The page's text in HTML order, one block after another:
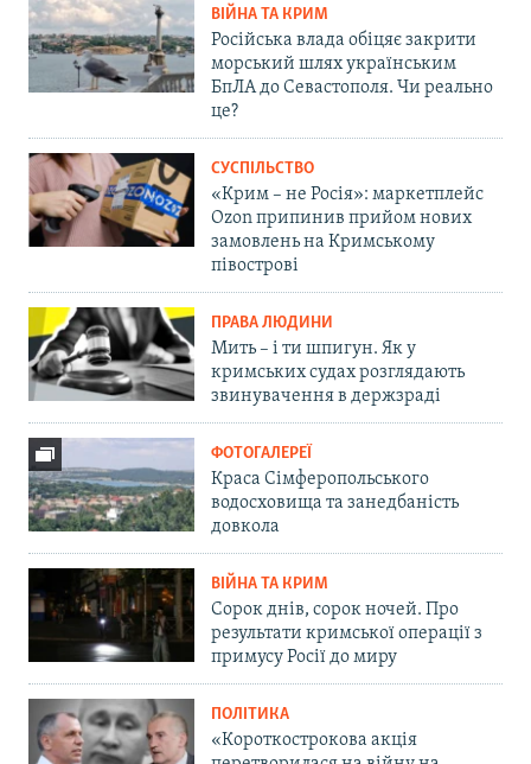
ВІЙНА ТА КРИМ
Російська влада обіцяє закрити
морський шлях українським
БпЛА до Севастополя. Чи реально
це?
СУСПІЛЬСТВО
«Крим – не Росія»: маркетплейс
Ozon припинив прийом нових
замовлень на Кримському
півострові
ПРАВА ЛЮДИНИ
Мить – і ти шпигун. Як у
кримських судах розглядають
звинувачення в держзраді
ФОТОГАЛЕРЕЇ
Краса Сімферопольського
водосховища та занедбаність
довкола
ВІЙНА ТА КРИМ
Сорок днів, сорок ночей. Про
результати кримської операції з
примусу Росії до миру
ПОЛІТИКА
«Короткострокова акція